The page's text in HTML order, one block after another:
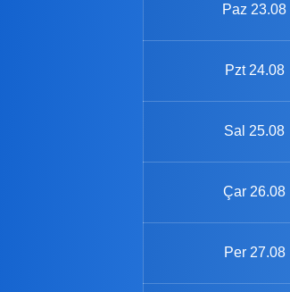
Paz 23.08
Pzt 24.08
Sal 25.08
Çar 26.08
Per 27.08